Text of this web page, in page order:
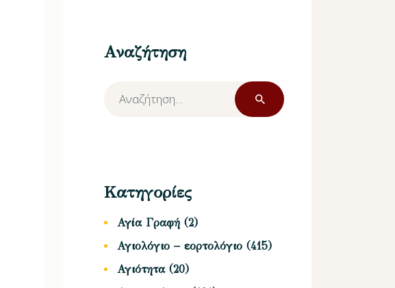
Αναζήτηση
Αναζήτηση
για:
Κατηγορίες
Αγία Γραφή (2)
Αγιολόγιο – εορτολόγιο (415)
Αγιότητα(20)